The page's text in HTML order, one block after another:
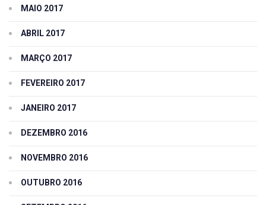
MAIO 2017
ABRIL 2017
MARÇO 2017
FEVEREIRO 2017
JANEIRO 2017
DEZEMBRO 2016
NOVEMBRO 2016
OUTUBRO 2016